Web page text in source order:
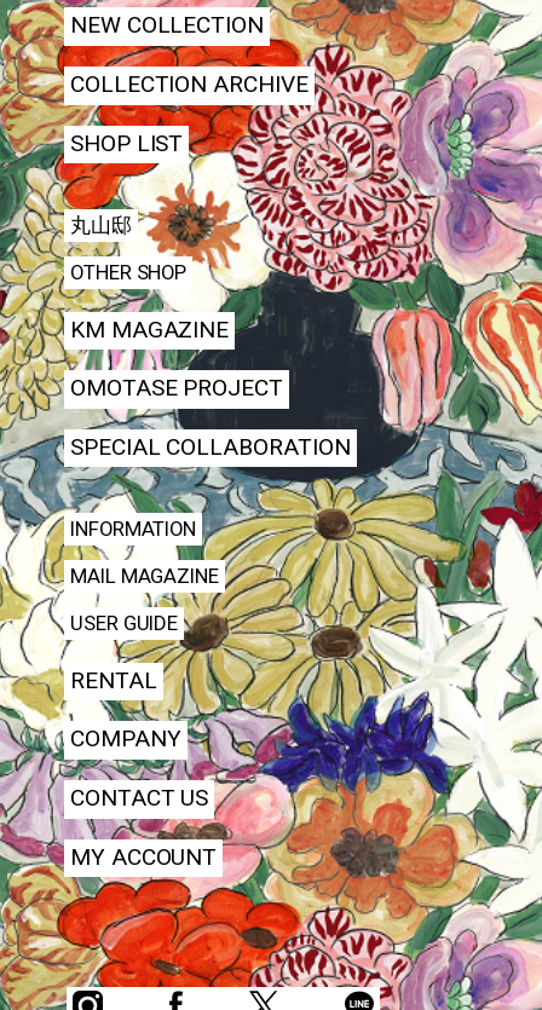
NEW COLLECTION
COLLECTION ARCHIVE
SHOP LIST
丸山邸
OTHER SHOP
KM MAGAZINE
OMOTASE PROJECT
SPECIAL COLLABORATION
INFORMATION
MAIL MAGAZINE
USER GUIDE
RENTAL
COMPANY
CONTACT US
MY ACCOUNT